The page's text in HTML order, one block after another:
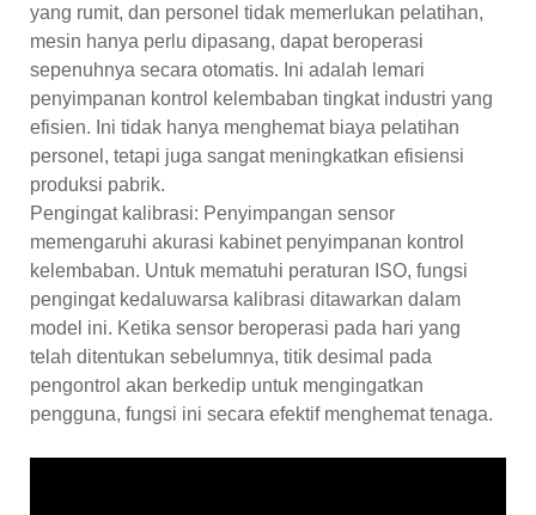
yang rumit, dan personel tidak memerlukan pelatihan,
mesin hanya perlu dipasang, dapat beroperasi
sepenuhnya secara otomatis. Ini adalah lemari
penyimpanan kontrol kelembaban tingkat industri yang
efisien. Ini tidak hanya menghemat biaya pelatihan
personel, tetapi juga sangat meningkatkan efisiensi
produksi pabrik.
Pengingat kalibrasi: Penyimpangan sensor
memengaruhi akurasi kabinet penyimpanan kontrol
kelembaban. Untuk mematuhi peraturan ISO, fungsi
pengingat kedaluwarsa kalibrasi ditawarkan dalam
model ini. Ketika sensor beroperasi pada hari yang
telah ditentukan sebelumnya, titik desimal pada
pengontrol akan berkedip untuk mengingatkan
pengguna, fungsi ini secara efektif menghemat tenaga.